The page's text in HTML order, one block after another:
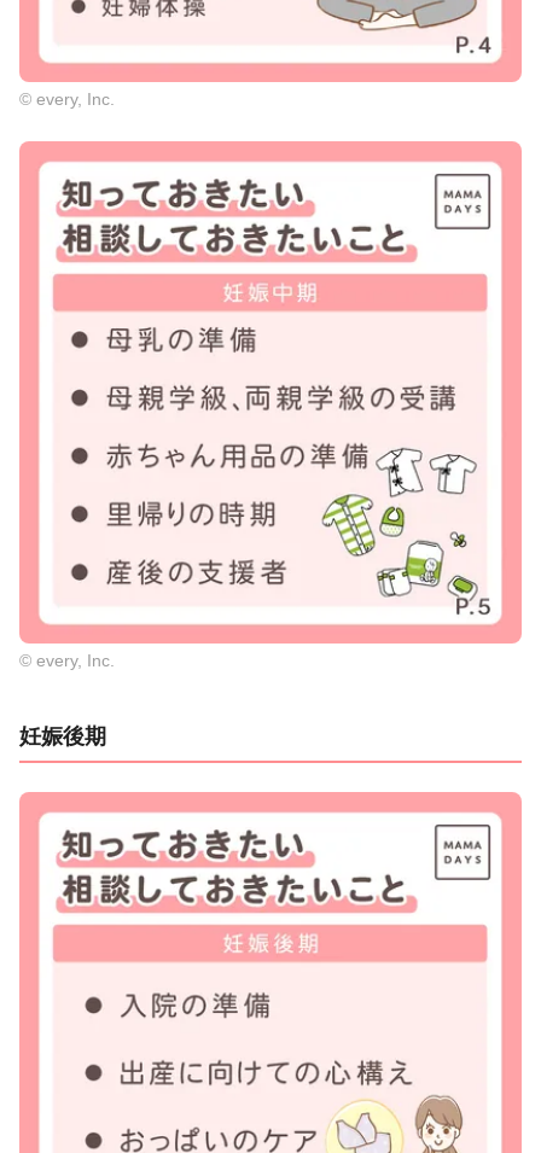
© every, Inc.
© every, Inc.
妊娠後期